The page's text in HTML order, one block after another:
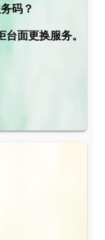
码？
面更换服务。